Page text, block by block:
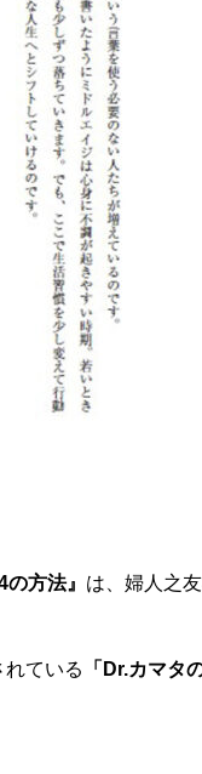
方法』 は、婦人之
ている 「Dr.カマタ